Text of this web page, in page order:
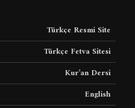
Türkçe Resmi Site
Türkçe Fetva Sitesi
Kur’an Dersi
English